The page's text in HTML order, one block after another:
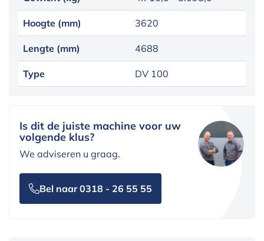
Hoogte (mm) 3620
Lengte (mm) 4688
Type DV 100
Is dit de juiste machine voor uw
volgende klus?
We adviseren u graag.
Bel naar 0318 - 26 55 55